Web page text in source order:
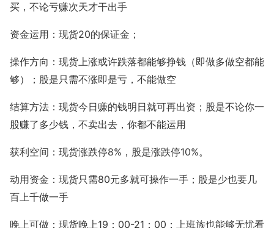
买，不论亏赚次天才干出手
资金运用：现货20的保证金；
操作方向：现货上涨或许跌落都能够挣钱（即做多做空都能
够）；股是只需不涨即是亏，不能做空
结算方法：现货今日赚的钱明日就可再出资；股是不论你一
股赚了多少钱，不卖出去，你都不能运用
获利空间：现货涨跌停8% ，股是涨跌停10%。
动用资金：现货只需80元多就可操作一手；股是少也要几
百上千做一手
晚上可做：现货晚上19 ： 00-21 ： 00 ；上班族也能够无忧看